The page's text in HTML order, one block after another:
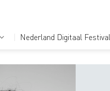
Nederland Digitaal Festival